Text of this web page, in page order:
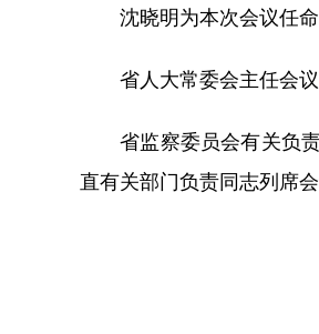
沈晓明为本次会议任命
省人大常委会主任会议
省监察委员会有关负责
直有关部门负责同志列席会